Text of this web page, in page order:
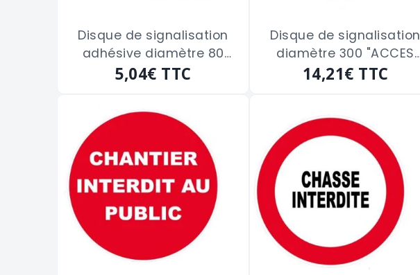
Disque de signalisation
adhésive diamètre 80
"VIDEOPROTECTION 24/24"
5,04€ TTC
Disque de signalisation
diamètre 300 "ACCES
FORMELLEMENT INTERDIT"
14,21€ TTC